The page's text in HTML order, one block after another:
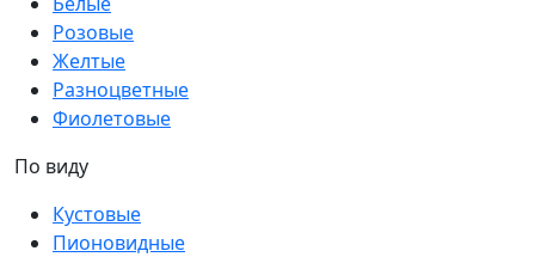
Розовые
Желтые
Разноцветные
Фиолетовые
По виду
Кустовые
Пионовидные